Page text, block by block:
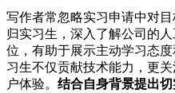
写作者常忽略实习申请中对
归实习生，深入了解公司的
位，有助于展示主动学习态
习生不仅贡献技术能力，更
户体验。 结合自身背景提出